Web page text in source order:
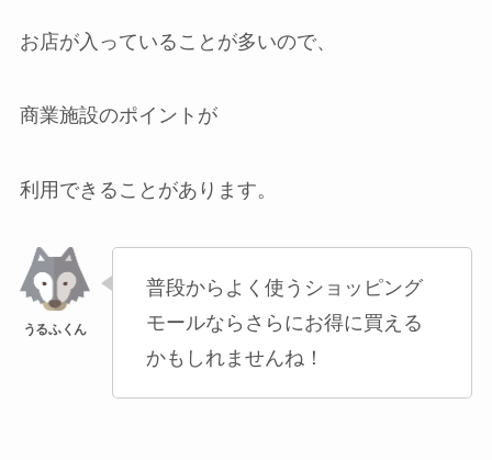
お店が入っていることが多いので、
商業施設のポイントが
利用できることがあります。
普段からよく使うショッピング
モールならさらにお得に買える
かもしれませんね！